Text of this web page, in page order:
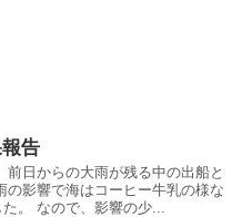
告
前日からの大雨が残る中の出船と
の影響で海はコーヒー牛乳の様な
。 なので、影響の少...